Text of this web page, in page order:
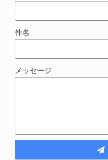
件名
メッセージ